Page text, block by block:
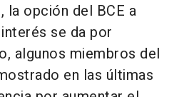
la opción del BCE a
se da por
algunos miembros del
en las últimas